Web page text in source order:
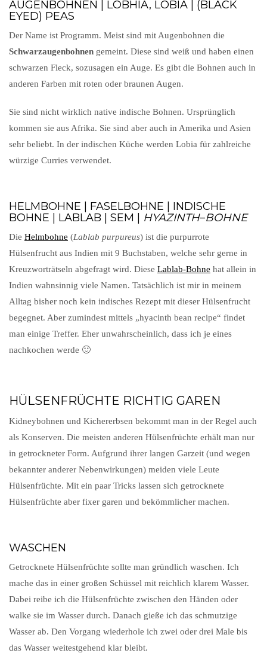
AUGENBOHNEN | LOBHIA, LOBIA | (BLACK
EYED) PEAS
Der Name ist Programm. Meist sind mit Augenbohnen die
Schwarzaugenbohnen gemeint. Diese sind weiß und haben einen
schwarzen Fleck, sozusagen ein Auge. Es gibt die Bohnen auch in
anderen Farben mit roten oder braunen Augen.
Sie sind nicht wirklich native indische Bohnen. Ursprünglich
kommen sie aus Afrika. Sie sind aber auch in Amerika und Asien
sehr beliebt. In der indischen Küche werden Lobia für zahlreiche
würzige Curries verwendet.
HELMBOHNE | FASELBOHNE | INDISCHE
BOHNE | LABLAB | SEM | HYAZINTH–BOHNE
Die Helmbohne (Lablab purpureus) ist die purpurrote
Hülsenfrucht aus Indien mit 9 Buchstaben, welche sehr gerne in
Kreuzworträtseln abgefragt wird. Diese Lablab-Bohne hat allein in
Indien wahnsinnig viele Namen. Tatsächlich ist mir in meinem
Alltag bisher noch kein indisches Rezept mit dieser Hülsenfrucht
begegnet. Aber zumindest mittels „hyacinth bean recipe“ findet
man einige Treffer. Eher unwahrscheinlich, dass ich je eines
nachkochen werde 🙂
HÜLSENFRÜCHTE RICHTIG GAREN
Kidneybohnen und Kichererbsen bekommt man in der Regel auch
als Konserven. Die meisten anderen Hülsenfrüchte erhält man nur
in getrockneter Form. Aufgrund ihrer langen Garzeit (und wegen
bekannter anderer Nebenwirkungen) meiden viele Leute
Hülsenfrüchte. Mit ein paar Tricks lassen sich getrocknete
Hülsenfrüchte aber fixer garen und bekömmlicher machen.
WASCHEN
Getrocknete Hülsenfrüchte sollte man gründlich waschen. Ich
mache das in einer großen Schüssel mit reichlich klarem Wasser.
Dabei reibe ich die Hülsenfrüchte zwischen den Händen oder
walke sie im Wasser durch. Danach gieße ich das schmutzige
Wasser ab. Den Vorgang wiederhole ich zwei oder drei Male bis
das Wasser weitestgehend klar bleibt.